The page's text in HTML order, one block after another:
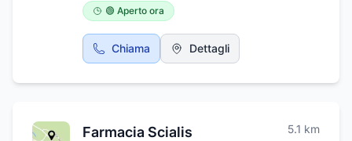
squadra di grandi professionisti del settore
che da anni lavora al servizio delle strutture
più prestigiose. Parise effettua il servizio
completo, dalla pulizia dei condomini fino agli
commerciali, cinema, palestre e banche.
🟢 Aperto ora
Chiama Dettagli
Farmacia Scialis 5.1 km